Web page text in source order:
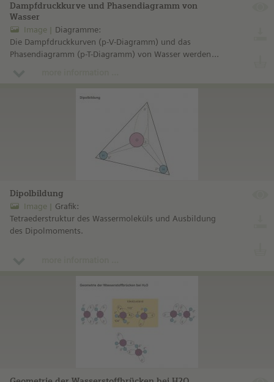
Dampfdruckkurve und Phasendiagramm von
Wasser
Image
Diagramme:
Die Dampfdruckkurven (p-V-Diagramm) und das
Phasendiagramm (p-T-Diagramm) von Wasser werden
Dipolbildung
Image
Grafik:
Tetraederstruktur des Wassermoleküls und Ausbildung
des Dipolmoments.